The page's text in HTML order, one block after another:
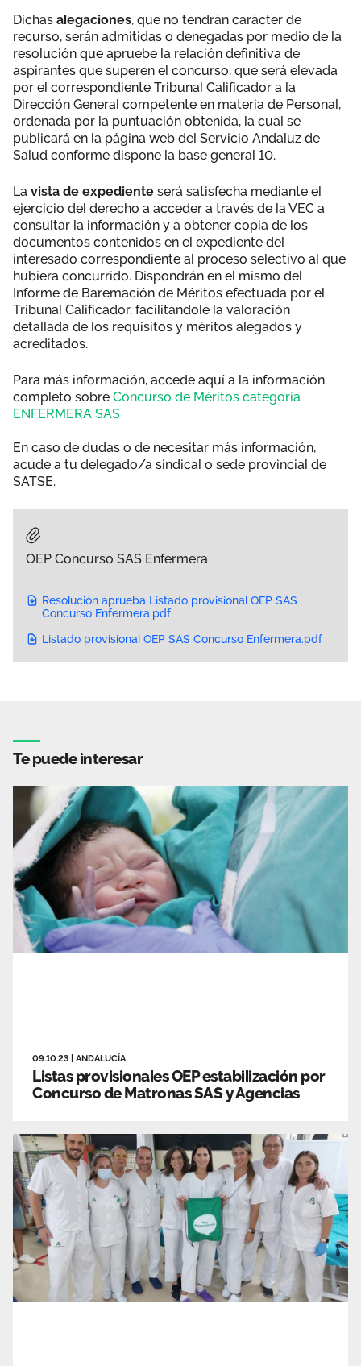
Dichas alegaciones, que no tendrán carácter de
recurso, serán admitidas o denegadas por medio de la
resolución que apruebe la relación definitiva de
aspirantes que superen el concurso, que será elevada
por el correspondiente Tribunal Calificador a la
Dirección General competente en materia de Personal,
ordenada por la puntuación obtenida, la cual se
publicará en la página web del Servicio Andaluz de
Salud conforme dispone la base general 10.
La vista de expediente será satisfecha mediante el
ejercicio del derecho a acceder a través de la VEC a
consultar la información y a obtener copia de los
documentos contenidos en el expediente del
interesado correspondiente al proceso selectivo al que
hubiera concurrido. Dispondrán en el mismo del
Informe de Baremación de Méritos efectuada por el
Tribunal Calificador, facilitándole la valoración
detallada de los requisitos y méritos alegados y
acreditados.
Para más información, accede aquí a la información
completo sobre Concurso de Méritos categoría
ENFERMERA SAS
En caso de dudas o de necesitar más información,
acude a tu delegado/a sindical o sede provincial de
SATSE.
OEP Concurso SAS Enfermera
Resolución aprueba Listado provisional OEP SAS
Concurso Enfermera.pdf
Listado provisional OEP SAS Concurso Enfermera.pdf
Te puede interesar
09.10.23 ANDALUCÍA
Listas provisionales OEP estabilización por
Concurso de Matronas SAS y Agencias